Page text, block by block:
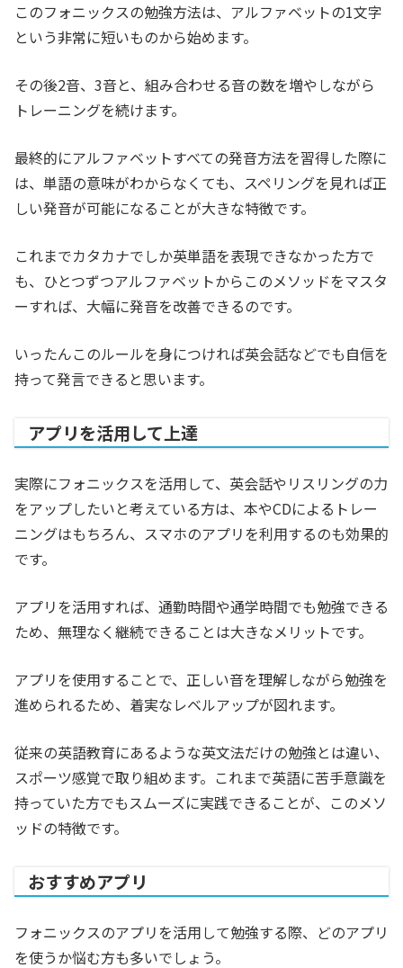
このフォニックスの勉強方法は、アルファベットの1文字
という非常に短いものから始めます。
その後2音、3音と、組み合わせる音の数を増やしながら
トレーニングを続けます。
最終的にアルファベットすべての発音方法を習得した際に
は、単語の意味がわからなくても、スペリングを見れば正
しい発音が可能になることが大きな特徴です。
これまでカタカナでしか英単語を表現できなかった方で
も、ひとつずつアルファベットからこのメソッドをマスタ
ーすれば、大幅に発音を改善できるのです。
いったんこのルールを身につければ英会話などでも自信を
持って発言できると思います。
アプリを活用して上達
実際にフォニックスを活用して、英会話やリスリングの力
をアップしたいと考えている方は、本やCDによるトレー
ニングはもちろん、スマホのアプリを利用するのも効果的
です。
アプリを活用すれば、通勤時間や通学時間でも勉強できる
ため、無理なく継続できることは大きなメリットです。
アプリを使用することで、正しい音を理解しながら勉強を
進められるため、着実なレベルアップが図れます。
従来の英語教育にあるような英文法だけの勉強とは違い、
スポーツ感覚で取り組めます。これまで英語に苦手意識を
持っていた方でもスムーズに実践できることが、このメソ
ッドの特徴です。
おすすめアプリ
フォニックスのアプリを活用して勉強する際、どのアプリ
を使うか悩む方も多いでしょう。